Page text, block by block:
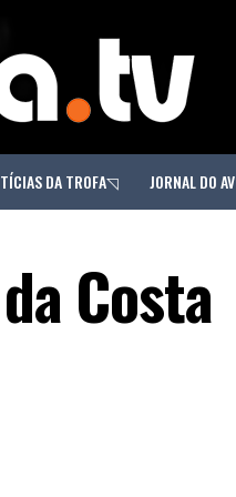
DA TROFA◹ JORNAL DO
Costa